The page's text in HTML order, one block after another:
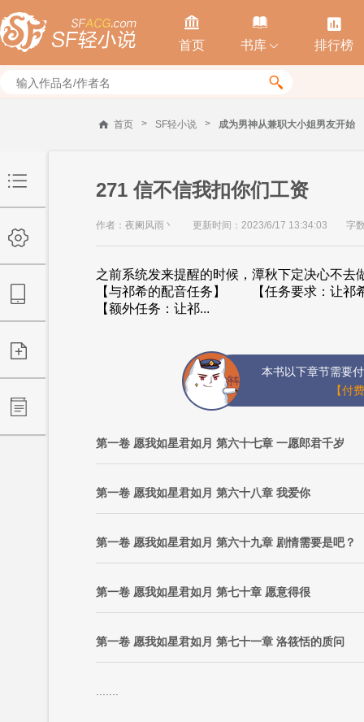

首页

书库 

排行榜

首页 > SF轻小说 > 成为男神从兼职大小姐男友开始
271 信不信我扣你们工资
作者：夜阑风雨丶 更新时间：2023/6/17 13:34:03 字
之前系统发来提醒的时候，潭秋下定决心
【与祁希的配音任务】 【任务要求：让
【额外任务：让祁...
本书以下章节需要
【付
第一卷 愿我如星君如月 第六十七章 一愿郎君千岁
第一卷 愿我如星君如月 第六十八章 我爱你
第一卷 愿我如星君如月 第六十九章 剧情需要是吧？
第一卷 愿我如星君如月 第七十章 愿意得很
第一卷 愿我如星君如月 第七十一章 洛筱恬的质问